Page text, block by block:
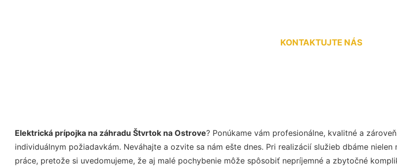
KONTAKTUJTE NÁS
Elektrická prípojka na záhradu Štvrtok na Ostrove? Ponúkame vám profesionálne, kvalitné a
individuálnym požiadavkám. Neváhajte a ozvite sa nám ešte dnes. Pri realizácií služieb dbáme
práce, pretože si uvedomujeme, že aj malé pochybenie môže spôsobiť nepríjemné a zbytočné